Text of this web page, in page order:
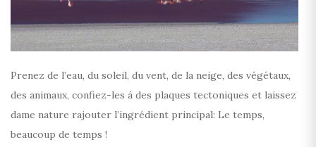
Prenez de l’eau, du soleil, du vent, de la neige, des végétaux,
des animaux, confiez-les á des plaques tectoniques et laissez
dame nature rajouter l’ingrédient principal: Le temps,
beaucoup de temps !